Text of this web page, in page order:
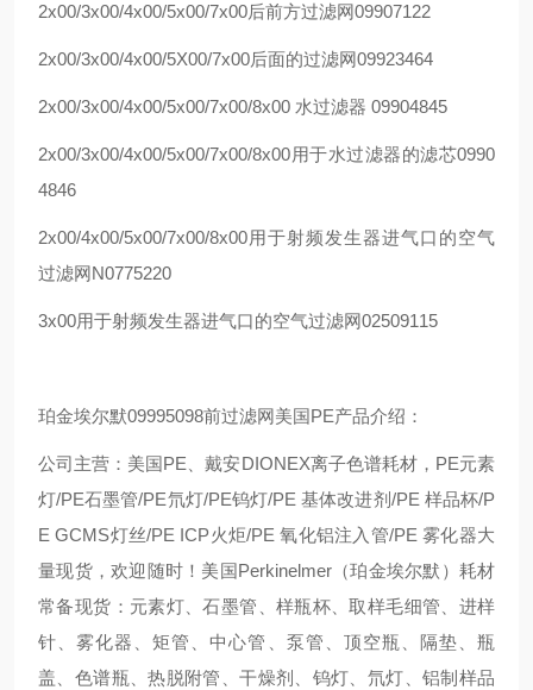
2x00/3x00/4x00/5x00/7x00后前方过滤网09907122
2x00/3x00/4x00/5X00/7x00后面的过滤网09923464
2x00/3x00/4x00/5x00/7x00/8x00 水过滤器 09904845
2x00/3x00/4x00/5x00/7x00/8x00用于水过滤器的滤芯0990
4846
2x00/4x00/5x00/7x00/8x00用于射频发生器进气口的空气
过滤网N0775220
3x00用于射频发生器进气口的空气过滤网02509115
珀金埃尔默09995098前过滤网美国PE产品介绍：
公司主营：美国PE、戴安DIONEX离子色谱耗材，PE元素
灯/PE石墨管/PE氘灯/PE钨灯/PE 基体改进剂/PE 样品杯/P
E GCMS灯丝/PE ICP火炬/PE 氧化铝注入管/PE 雾化器大
量现货，欢迎随时！美国Perkinelmer（珀金埃尔默）耗材
常备现货：元素灯、石墨管、样瓶杯、取样毛细管、进样
针、雾化器、矩管、中心管、泵管、顶空瓶、隔垫、瓶
盖、色谱瓶、热脱附管、干燥剂、钨灯、氘灯、铝制样品